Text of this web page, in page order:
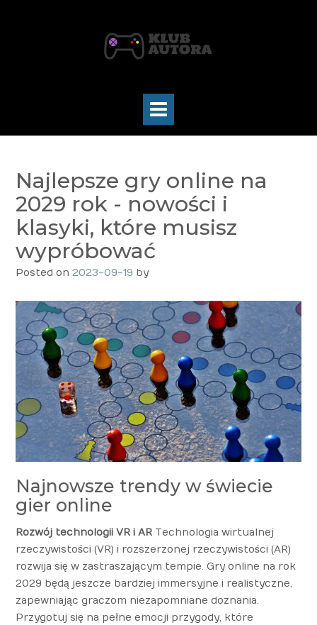
Najlepsze gry online na
2029 rok - nowości i
klasyki, które musisz
wypróbować
Posted on 2023-09-19 by
Najnowsze trendy w świecie
gier online
Rozwój technologii VR i AR Technologia wirtualnej
rzeczywistości (VR) i rozszerzonej rzeczywistości (AR)
rozwija się w zastraszającym tempie. Gry online na rok
2029 będą jeszcze bardziej immersyjne i realistyczne,
zapewniając graczom niezapomniane doznania.
Przygotuj się na pełne emocji przygody, które